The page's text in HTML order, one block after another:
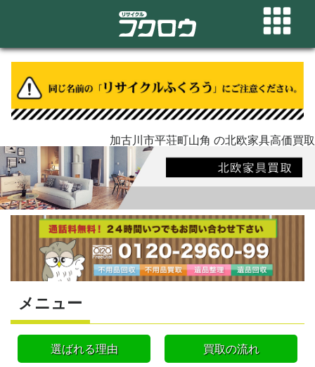
加古川市平荘町山角 の北欧家具高価買取
メニュー
選ばれる理由 買取の流れ